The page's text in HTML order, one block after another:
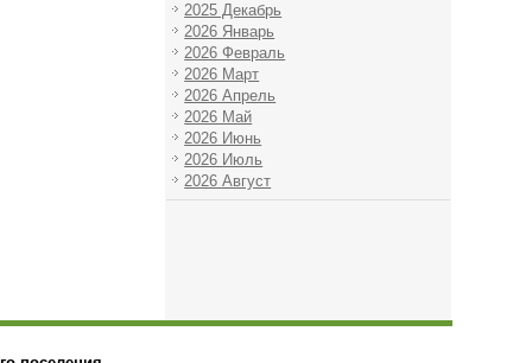
2025 Декабрь
2026 Январь
2026 Февраль
2026 Март
2026 Апрель
2026 Май
2026 Июнь
2026 Июль
2026 Август